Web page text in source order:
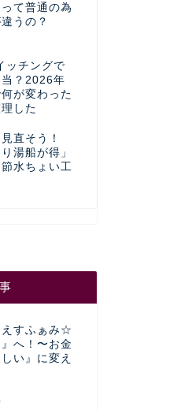
って普通の為
うの？
ッチングで
？2026年
が変わった
した
直そう！
湯船が得」
水ちょい工
えすふぁみ☆
へ！〜お金
い』に変え